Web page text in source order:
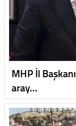
MHP İl
aray…